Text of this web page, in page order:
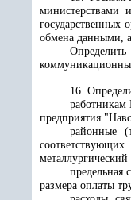
министерствами
государственных
обмена данными,
16.
работникам
предприятия
районные
предельная
размера оплаты